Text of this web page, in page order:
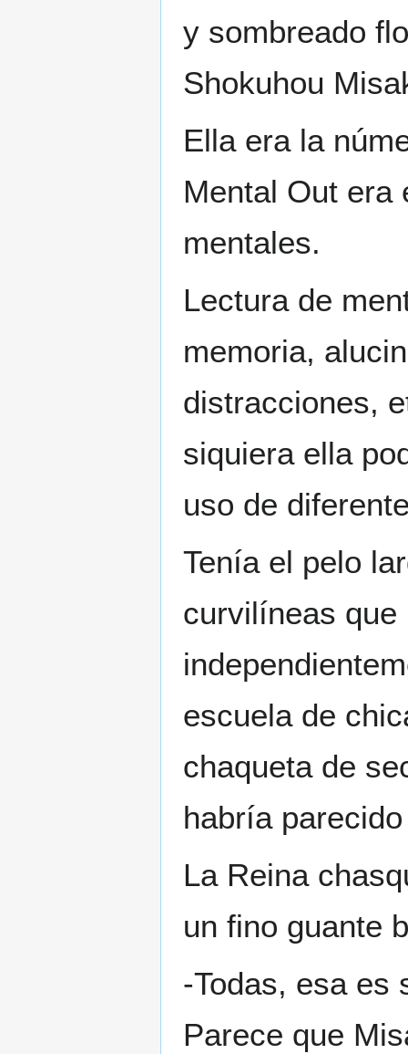
y sombreado
Shokuhou
Ella era la
Mental Out era
mentales.
Lectura de
memoria,
distracciones,
siquiera ella
uso de
Tenía el pelo
curvilíneas que
escuela de
chaqueta de
habría
La Reina
un fino guante
-Todas, esa es
Parece que